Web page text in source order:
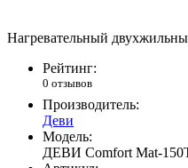
Нагревательный
Рейтинг:
0 отзывов
Производитель:
Деви
Модель:
ДЕВИ Comfort Mat-